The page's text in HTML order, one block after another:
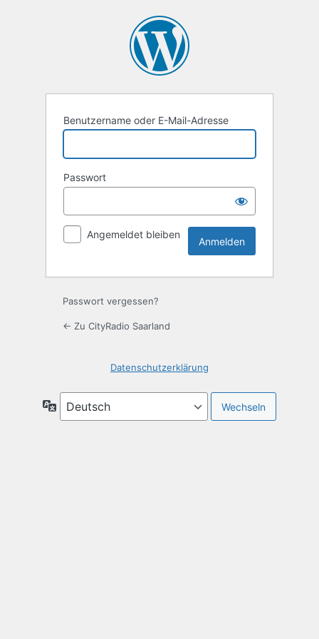
Benutzername oder E-Mail-Adresse
Passwort
Angemeldet bleiben
Passwort vergessen?
← Zu CityRadio Saarland
Datenschutzerklärung
Sprache